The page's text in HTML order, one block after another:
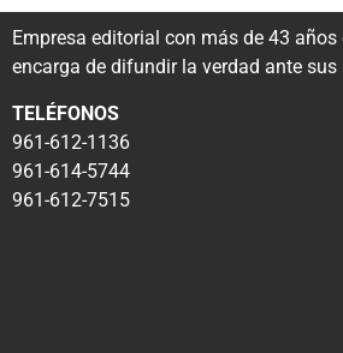
Empresa editorial con más de 43 años
encarga de difundir la verdad ante sus
TELÉFONOS
961-612-1136
961-614-5744
961-612-7515